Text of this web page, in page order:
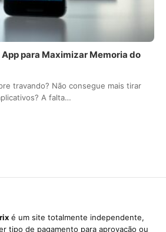
para Maximizar Memoria do
travando? Não consegue mais tirar
A falta…
é um site totalmente independente,
tipo de pagamento para aprovação ou